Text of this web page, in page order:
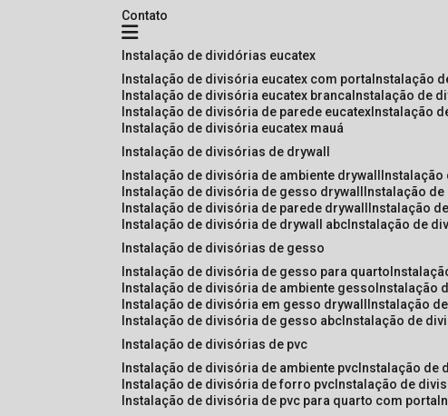
Contato
instalação de dividórias eucatex
instalação de divisória eucatex com porta instalação
instalação de divisória eucatex branca instalação de
instalação de divisória de parede eucatex instalação
instalação de divisória eucatex mauá
instalação de divisórias de drywall
instalação de divisória de ambiente drywall
instalação de divisória de gesso drywall
instalação
instalação de divisória de parede drywall
instalação
instalação de divisória de drywall abc instalação de
instalação de divisórias de gesso
instalação de divisória de gesso para quarto
instalação de divisória de ambiente gesso instalação
instalação de divisória em gesso drywall
instalação
instalação de divisória de gesso abc instalação de
instalação de divisórias de pvc
instalação de divisória de ambiente pvc instalação de
instalação de divisória de forro pvc instalação de
instalação de divisória de pvc para quarto com porta